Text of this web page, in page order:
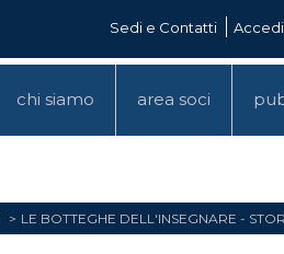
Sedi e Contatti Accedi
chi siamo area soci
LE BOTTEGHE DELL'INSEGNARE -